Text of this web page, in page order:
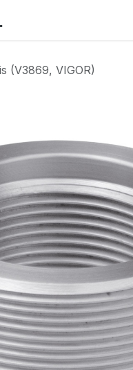
(V3869, VIGOR)